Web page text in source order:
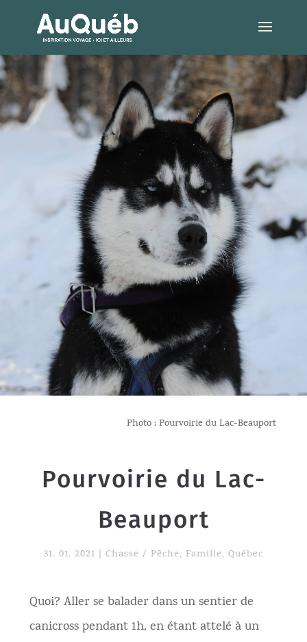
Photo : Pourvoirie du Lac-Beauport
Pourvoirie du Lac-
Beauport
31. 01. 2021 Chasse / Pêche, Famille, Québec
Quoi? Aller se balader dans un sentier de
canicross pendant 1h, en étant attelé à un